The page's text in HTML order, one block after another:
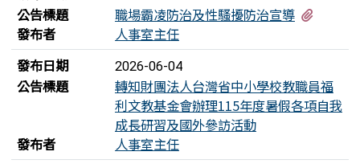
公告標題 職場霸凌防治及性騷擾防治宣導
發布者
人事室主任
發布日期
2026-06-04
公告標題
轉知財團法人台灣省中小學校教職員福
利文教基金會辦理115年度暑假各項自我
成長研習及國外參訪活動
發布者
人事室主任